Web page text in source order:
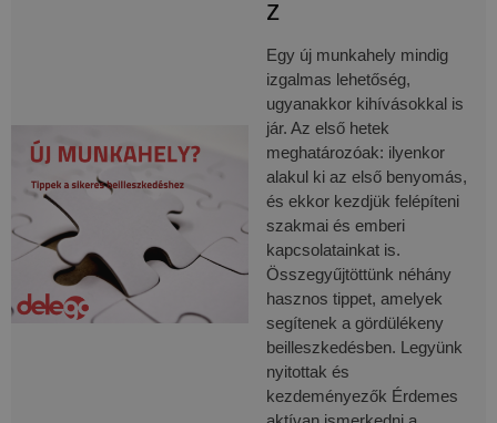
z
Egy új munkahely mindig
izgalmas lehetőség,
ugyanakkor kihívásokkal is
jár. Az első hetek
meghatározóak: ilyenkor
alakul ki az első benyomás,
és ekkor kezdjük felépíteni
szakmai és emberi
kapcsolatainkat is.
Összegyűjtöttünk néhány
hasznos tippet, amelyek
segítenek a gördülékeny
beilleszkedésben. Legyünk
nyitottak és
kezdeményezők Érdemes